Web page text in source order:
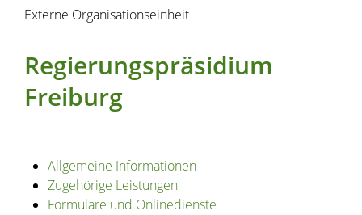
Externe Organisationseinheit
Regierungspräsidium
Freiburg
Allgemeine Informationen
Zugehörige Leistungen
Formulare und Onlinedienste